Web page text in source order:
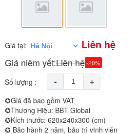
Giá tại: Liên hệ
Giá niêm yết:Liên hệ-20%
Số lượng : - +
✪Giá đã bao gồm VAT
✪Thương Hiệu: BBT Global
✪Kích thước: 620x240x300 (cm)
✪ Bảo hành 2 năm, bảo trì vĩnh viễn